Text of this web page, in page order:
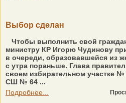
Выбор сделан
Чтобы выполнить свой
министру КР Игорю Чудинову
в очереди, образовавшейся из
с утра пораньше. Глава
своем избирательном участке №
СШ № 64 ...
Подробнее...